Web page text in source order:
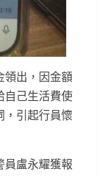
領出，因金額
自己生活費使
，引起行員懷
員盧永耀獲報